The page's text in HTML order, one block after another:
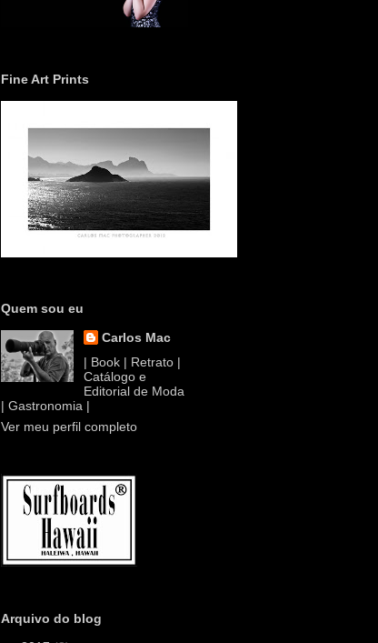
Fine Art Prints
Quem sou eu
Carlos Mac
| Book | Retrato |
Catálogo e
Editorial de Moda
| Gastronomia |
Ver meu perfil completo
Arquivo do blog